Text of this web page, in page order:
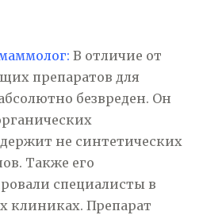
В отличие от
препаратов для
безвреден. Он
не синтетических
Также его
специалисты в
клиниках. Препарат